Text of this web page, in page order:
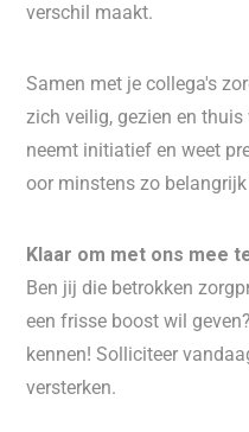
verschil maakt.
Samen met je collega's
zich veilig, gezien en
neemt initiatief en weet
oor minstens zo
Klaar om met ons mee
Ben jij die betrokken
een frisse boost wil
kennen! Solliciteer
versterken.